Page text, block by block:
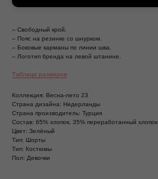
– Свободный крой.
– Пояс на резинке со шнурком.
– Боковые карманы по линии шва.
– Логотип бренда на левой штанине.
Таблица размеров
Коллекция: Весна-лето 23
Страна дизайна: Нидерланды
Страна производитель: Турция
Состав: 65% хлопок, 35% переработанный хлопок
Цвет: Зелёный
Тип: Шорты
Тип: Костюмы
Пол: Девочки